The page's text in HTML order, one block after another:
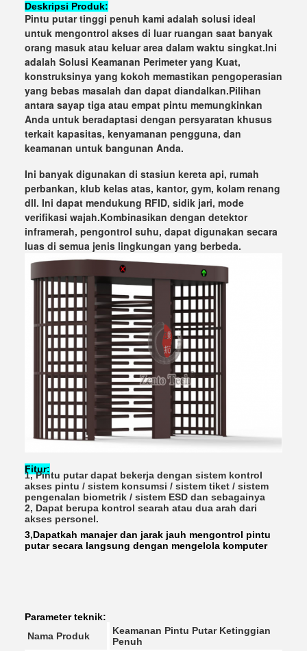
Deskripsi Produk:
Pintu putar tinggi penuh kami adalah solusi ideal
untuk mengontrol akses di luar ruangan saat banyak
orang masuk atau keluar area dalam waktu singkat.Ini
adalah Solusi Keamanan Perimeter yang Kuat,
konstruksinya yang kokoh memastikan pengoperasian
yang bebas masalah dan dapat diandalkan.Pilihan
antara sayap tiga atau empat pintu memungkinkan
Anda untuk beradaptasi dengan persyaratan khusus
terkait kapasitas, kenyamanan pengguna, dan
keamanan untuk bangunan Anda.
Ini banyak digunakan di stasiun kereta api, rumah
perbankan, klub kelas atas, kantor, gym, kolam renang
dll. Ini dapat mendukung RFID, sidik jari, mode
verifikasi wajah.Kombinasikan dengan detektor
inframerah, pengontrol suhu, dapat digunakan secara
luas di semua jenis lingkungan yang berbeda.
Fitur:
1, Pintu putar dapat bekerja dengan sistem kontrol
akses pintu / sistem konsumsi / sistem tiket / sistem
pengenalan biometrik / sistem ESD dan sebagainya
2, Dapat berupa kontrol searah atau dua arah dari
akses personel.
3,Dapatkah manajer dan jarak jauh mengontrol pintu
putar secara langsung dengan mengelola komputer
Parameter teknik:
Nama Produk
Keamanan Pintu Putar Ketinggian
Penuh